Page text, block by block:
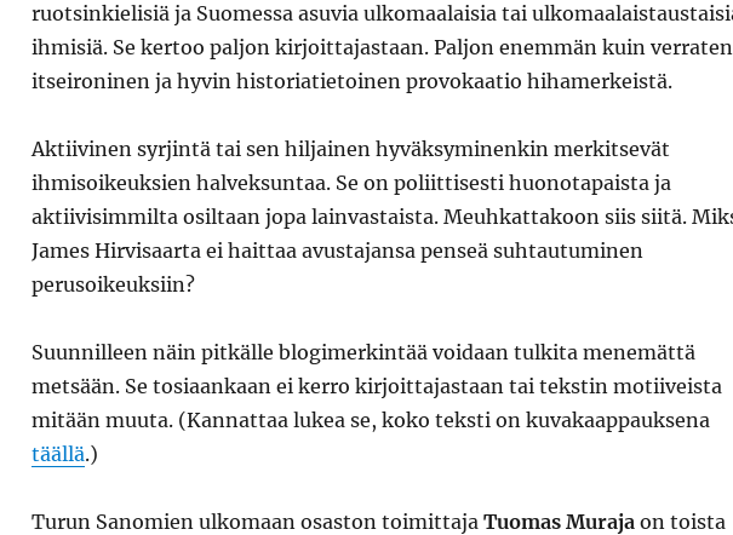
ruotsinkielisiä ja Suomessa asuvia ulkomaalaisia tai
ihmisiä. Se kertoo paljon kirjoittajastaan. Paljon enemmän kuin verraten
itseironinen ja hyvin historiatietoinen provokaatio hihamerkeistä.
Aktiivinen syrjintä tai sen hiljainen hyväksyminenkin merkitsevät
ihmisoikeuksien halveksuntaa. Se on poliittisesti huonotapaista ja
aktiivisimmilta osiltaan jopa lainvastaista. Meuhkattakoon siis siitä.
James Hirvisaarta ei haittaa avustajansa penseä suhtautuminen
perusoikeuksiin?
Suunnilleen näin pitkälle blogimerkintää voidaan tulkita menemättä
metsään. Se tosiaankaan ei kerro kirjoittajastaan tai tekstin motiiveista
mitään muuta. (Kannattaa lukea se, koko teksti on kuvakaappauksena
täällä.)
Turun Sanomien ulkomaan osaston toimittaja Tuomas Murajaon toista